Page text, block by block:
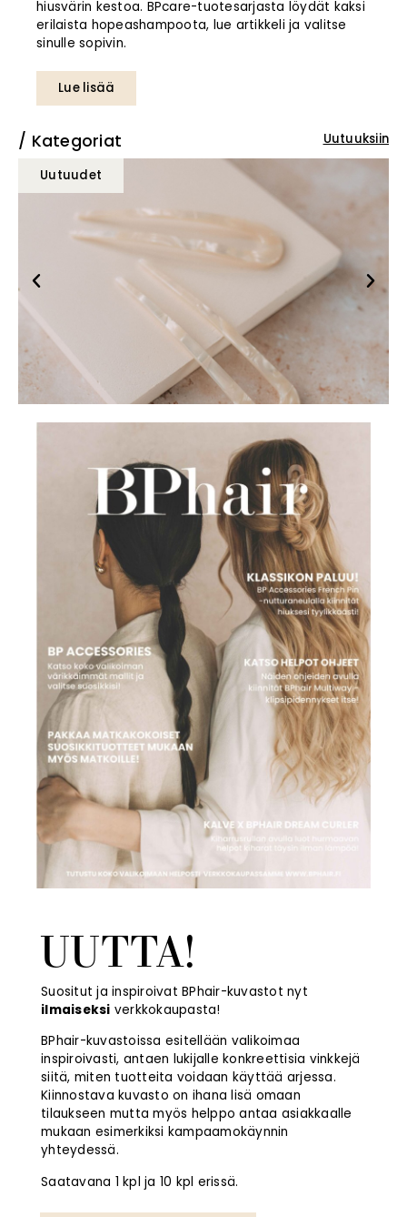
hiusvärin kestoa. BPcare-tuotesarjasta löydät kaksi
erilaista hopeashampoota, lue artikkeli ja valitse
sinulle sopivin.
Lue lisää
Kategoriat Uutuuksiin
Uutuudet
UUTTA!
Suositut ja inspiroivat BPhair-kuvastot nyt
ilmaiseksi verkkokaupasta!
BPhair-kuvastoissa esitellään valikoimaa
inspiroivasti, antaen lukijalle konkreettisia vinkkejä
siitä, miten tuotteita voidaan käyttää arjessa.
Kiinnostava kuvasto on ihana lisä omaan
tilaukseen mutta myös helppo antaa asiakkaalle
mukaan esimerkiksi kampaamokäynnin
yhteydessä.
Saatavana 1 kpl ja 10 kpl erissä.